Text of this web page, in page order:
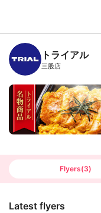
B
n
c
h
T
トライアル
三股店
Flyers(3)
Latest flyers